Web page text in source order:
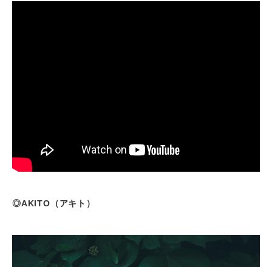
◎AKITO（アキト）